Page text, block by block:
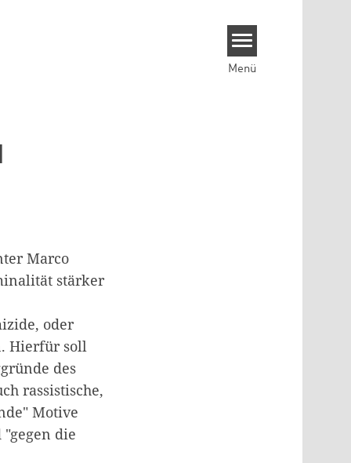
Menü
Marco
stärker
oder
Hierfür soll
des
rassistische,
Motive
die